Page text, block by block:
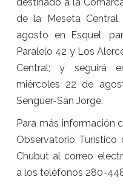
de la Meseta
agosto en Esquel,
Paralelo 42 y Los
Central; y seguirá
miércoles 22 de
Senguer-San Jorge.
Para más información
Observatorio Turístico
Chubut al correo
a los teléfonos 280-